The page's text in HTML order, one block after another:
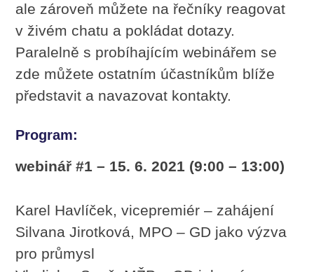
ale zároveň můžete na řečníky reagovat
v živém chatu a pokládat dotazy.
Paralelně s probíhajícím webinářem se
zde můžete ostatním účastníkům blíže
představit a navazovat kontakty.
Program:
webinář #1 – 15. 6. 2021 (9:00 – 13:00)
Karel Havlíček, vicepremiér – zahájení
Silvana Jirotková, MPO – GD jako výzva
pro průmysl